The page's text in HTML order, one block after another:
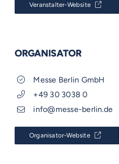
Veranstalter-Website
ORGANISATOR
Messe Berlin GmbH
+49 30 3038 0
info@messe-berlin.de
Organisator-Website
EMERITO-MODELLE
VOSS-MODELLE
NOVUM